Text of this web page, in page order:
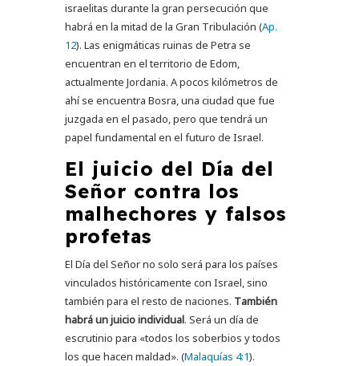
israelitas durante la gran persecución que
habrá en la mitad de la Gran Tribulación (Ap.
12). Las enigmáticas ruinas de Petra se
encuentran en el territorio de Edom,
actualmente Jordania. A pocos kilómetros de
ahí se encuentra Bosra, una ciudad que fue
juzgada en el pasado, pero que tendrá un
papel fundamental en el futuro de Israel.
El juicio del Día del
Señor contra los
malhechores y falsos
profetas
El Día del Señor no solo será para los países
vinculados históricamente con Israel, sino
también para el resto de naciones. También
habrá un juicio individual. Será un día de
escrutinio para «todos los soberbios y todos
los que hacen maldad». (Malaquías 4:1).